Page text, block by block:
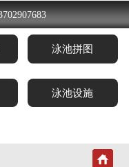
泳池拼图
泳池设施